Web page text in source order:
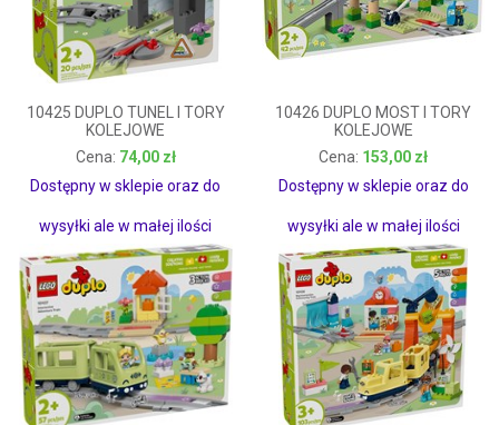
10425 DUPLO TUNEL I TORY
KOLEJOWE
74,00 zł
Dostępny w sklepie oraz do
wysyłki ale w małej ilości
74,00 zł
10426 DUPLO MOST I TORY
KOLEJOWE
153,00 zł
Dostępny w sklepie oraz do
wysyłki ale w małej ilości
153,00 zł